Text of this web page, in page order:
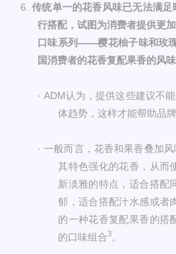
6.传统单一的花香风味已无法满
行搭配，试图为消费者提供更
口味系列——樱花柚子味和玫
国消费者的花香复配果香的风
· ADM认为，提供这些建议不
体趋势，这样才能帮助品
·一般而言，花香和果香叠加
其特色强化的花香，从而
新淡雅的特点，适合搭配
郁，适合搭配汁水感或者
的一种花香复配果香的搭
的口味组合3。